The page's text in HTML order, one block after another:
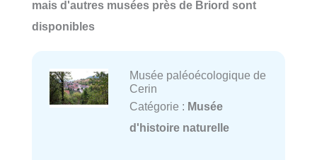
mais d'autres musées près de Briord sont
disponibles
Musée paléoécologique de
Cerin
Catégorie : Musée
d'histoire naturelle